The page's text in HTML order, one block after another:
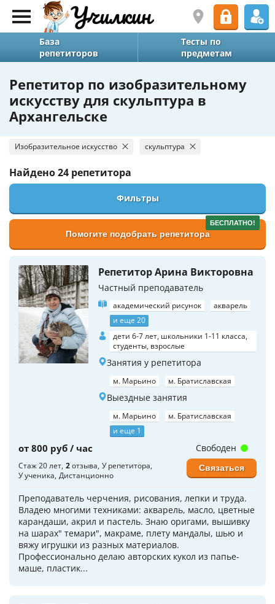
База
репетиторов
Тесты по
предметам
Репетитор по изобразительному
искусству для скульптура в
Архангельске
Изобразительное искусство скульптура
Найдено24 репетитора
Фильтры
БЕСПЛАТНО!
Помогите подобрать репетитора
Репетитор Арина Викторовна
Частный преподаватель
академический рисунок
акварель
и еще 20
дети 6-7 лет, школьники 1-11 класса,
студенты, взрослые
Занятия у репетитора
м. Марьино м. Братиславская
Выездные занятия
м. Марьино
м. Братиславская
и еще 1
от 800 руб / час
Стаж 20 лет 2отзыва У репетитора
У ученика Дистанционно
Преподаватель черчения, рисования, лепки и труда.
Владею многими техниками: акварель, масло, цветные
карандаши, акрил и пастель. Знаю оригами, вышивку
на шарах" темари", макраме, плету мандалы, шью и
вяжу игрушки из разных материалов.
Профессионально делаю авторских кукол из папье-
маше, пластик...
Свободен
Связаться